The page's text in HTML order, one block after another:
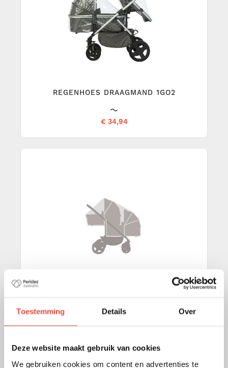
Toestemming Details Over
Deze website maakt gebruik van cookies
We gebruiken cookies om content en advertenties te
REGENHOES DRAAGMAND 1GO2
€ 34,94
€ 39,00